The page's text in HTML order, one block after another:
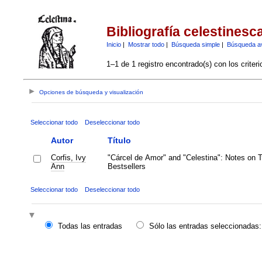
Bibliografía
Inicio| Mostrar todo| Búsqueda simple| Búsqueda
1–1 de 1 registro encontrado(s) con los
Opciones de búsqueda y visualización
Seleccionar todo Deseleccionar todo
Autor Título
Corfis, Ivy
Ann
"Cárcel de Amor" and "Celestina": Notes on
Bestsellers
Seleccionar todo Deseleccionar todo
Todas las entradas
Sólo las entradas seleccionadas: